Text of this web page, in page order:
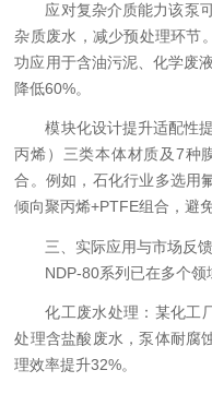
应对复杂介质能力该泵
杂质废水，减少预处理环节
功应用于含油污泥、化学废
降低60%。
模块化设计提升适配性
丙烯）三类本体材质及7种
合。例如，石化行业多选用
倾向聚丙烯+PTFE组合，避
三、实际应用与市场反馈
NDP-80系列已在多个领
化工废水处理：某化工
处理含盐酸废水，泵体耐腐
理效率提升32%。